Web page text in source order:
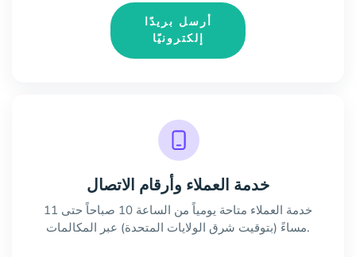
أرسل بريدًا
إلكترونيًا
خدمة العملاء وأرقام الاتصال
خدمة العملاء متاحة يومياً من الساعة 10 صباحاً حتى 11
مساءً (بتوقيت شرق الولايات المتحدة) عبر المكالمات.